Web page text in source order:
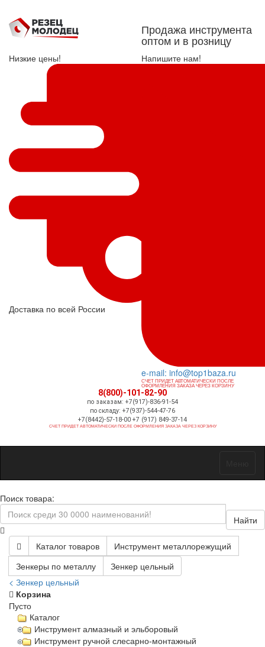
Продажа инструмента
оптом и в розницу
Низкие цены!
Доставка по всей России
Напишите нам!
e-mail: info@top1baza.ru
СЧЕТ ПРИДЕТ АВТОМАТИЧЕСКИ ПОСЛЕ
ОФОРМЛЕНИЯ ЗАКАЗА ЧЕРЕЗ КОРЗИНУ
8(800)-101-82-90
по заказам: +7(917)-836-91-54
по складу: +7(937)-544-47-76
+7(8442)-57-18-00 +7 (917) 849-37-14
СЧЕТ ПРИДЕТ АВТОМАТИЧЕСКИ ПОСЛЕ ОФОРМЛЕНИЯ ЗАКАЗА ЧЕРЕЗ КОРЗИНУ
Поиск товара:
Найти
Каталог товаров
Инструмент металлорежущий
Зенкеры по металлу
Зенкер цельный
< Зенкер цельный
Корзина
Пусто
Каталог
Инструмент алмазный и эльборовый
Инструмент ручной слесарно-монтажный